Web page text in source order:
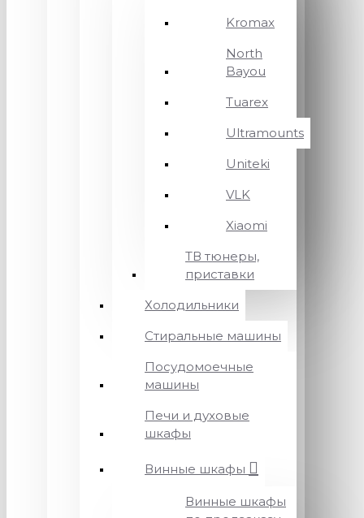
Kromax
North
Bayou
Tuarex
Ultramounts
Uniteki
VLK
Xiaomi
ТВ тюнеры,
приставки
Холодильники
Стиральные машины
Посудомоечные
машины
Печи и духовые
шкафы
Винные шкафы
Винные шкафы